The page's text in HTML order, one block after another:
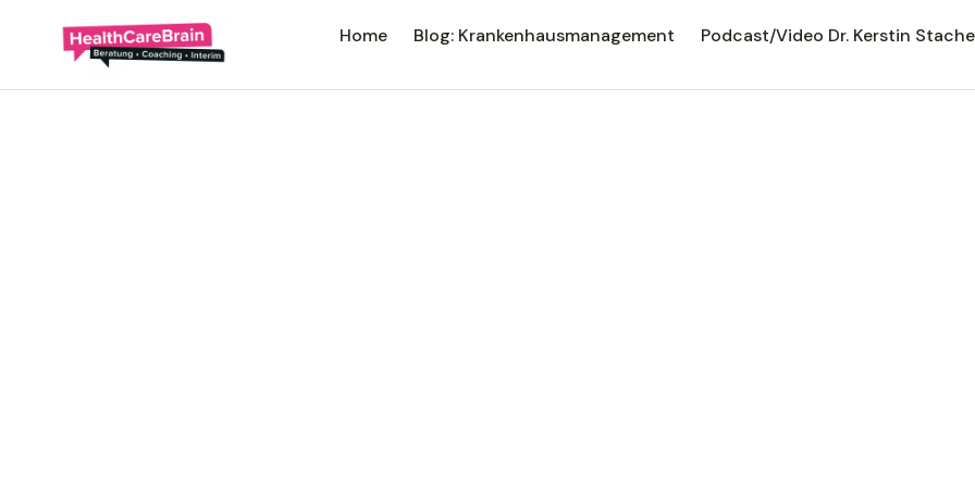
Home Blog: Krankenhausmanagement Podcast/Video Dr. Kerstin